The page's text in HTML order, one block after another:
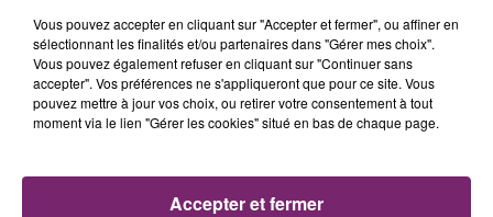
éclipse solaire du 12 Août 2026
Vous pouvez accepter en cliquant sur "Accepter et fermer", ou affiner en
sélectionnant les finalités et/ou partenaires dans "Gérer mes choix".
Vous pouvez également refuser en cliquant sur "Continuer sans
accepter". Vos préférences ne s'appliqueront que pour ce site. Vous
pouvez mettre à jour vos choix, ou retirer votre consentement à tout
moment via le lien "Gérer les cookies" situé en bas de chaque page.
Accepter et fermer